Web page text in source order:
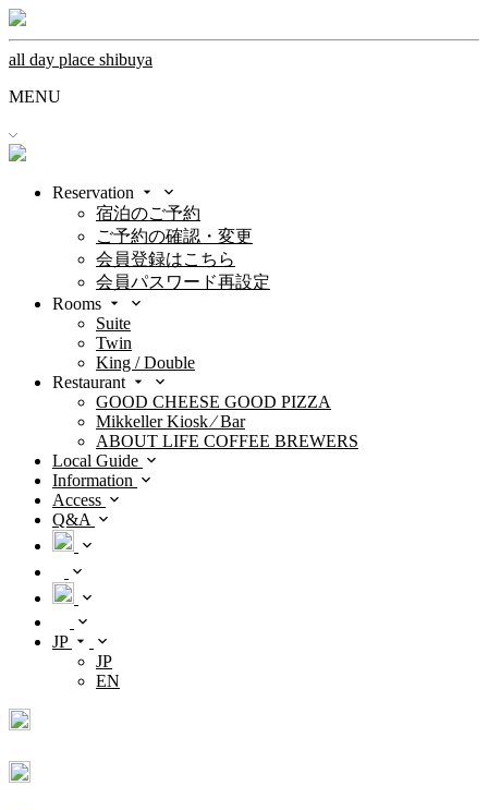
all day place shibuya
MENU
Reservation
宿泊のご予約
ご予約の確認・変更
会員登録はこちら
会員パスワード再設定
Rooms
Suite
Twin
King / Double
Restaurant
GOOD CHEESE GOOD PIZZA
Mikkeller Kiosk ⁄ Bar
ABOUT LIFE COFFEE BREWERS
Local Guide
Information
Access
Q&A
JP
JP
EN